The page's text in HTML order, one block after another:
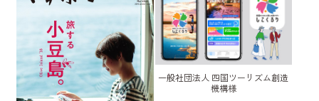
一般社団法人 四国ツーリズム創造
機構様